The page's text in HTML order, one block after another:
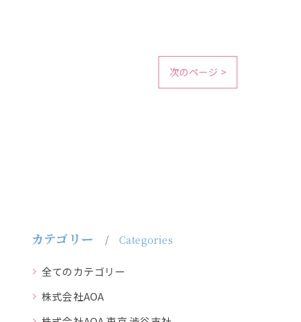
次のページ >
カテゴリー Categories
全てのカテゴリー
株式会社AOA